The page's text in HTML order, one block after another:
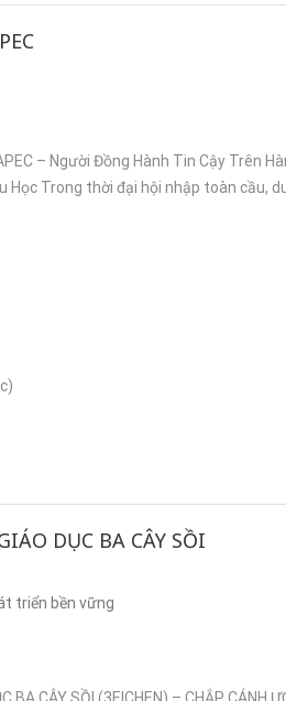
– Người Đồng Hành Tin Cậy Trên
Học Trong thời đại hội nhập toàn cầu,
DỤC BA CÂY SỒI
triển bền vững